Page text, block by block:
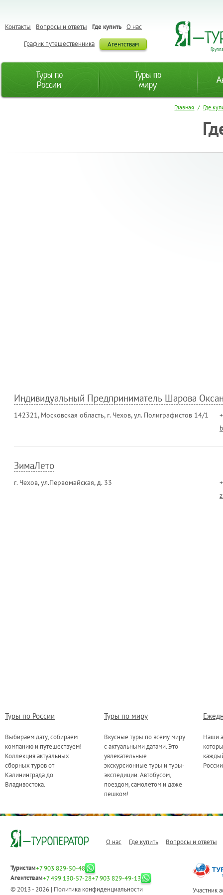
О нас
Где купить
Вопросы и ответы
Контакты
Агентствам
График путешественника
Туры по
России
Туры по
миру
Главная / Где
Индивидуальный Предприниматель Шарова
142321, Московская область, г. Чехов, ул. Полиграфистов 14/1
ЗимаЛето
г. Чехов, ул.Первомайская, д. 33
Туры по России
Выбираем дату, собираем
компанию и путешествуем!
Коллекция актуальных
сборных туров от
Калининграда до
Владивостока.
Туры по миру
Вкусные туры по всему миру
с актуальными датами. Это
увлекательные
экскурсионные туры и туры-
экспедиции. Автобусом,
поездом, самолетом и даже
пешком!
Наши
О нас Где купить Вопросы и ответы
Туристам+7 903 829-50-48
Агентствам+7 499 130-57-28+7 903 829-49-13
© 2013 - 2026 | Политика конфиденциальности Участник